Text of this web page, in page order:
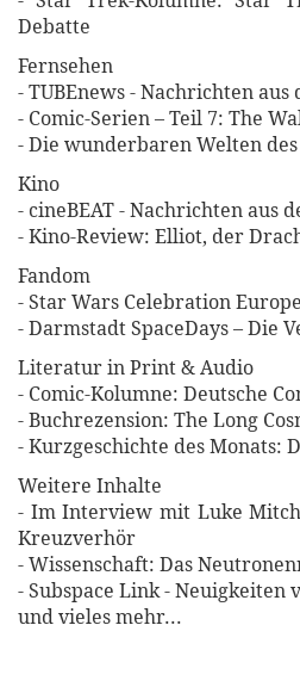
Debatte
Fernsehen
- TUBEnews - Nachrichten
- Comic-Serien – Teil 7: The
- Die wunderbaren Welten
Kino
- cineBEAT - Nachrichten aus
- Kino-Review: Elliot, der
Fandom
- Star Wars Celebration
- Darmstadt SpaceDays – Die
Literatur in Print & Audio
- Comic-Kolumne: Deutsche
- Buchrezension: The Long
- Kurzgeschichte des Monats:
Weitere Inhalte
- Im Interview mit Luke
Kreuzverhör
- Wissenschaft: Das
- Subspace Link - Neuigkeiten
und vieles mehr...